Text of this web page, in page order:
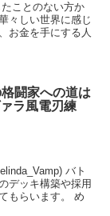
ことのない方か
々しい世界に感じ
お金を手にする人
闘家への道は
ラ風電刃練
バト
デッキ構築や採用
もらいます。 め